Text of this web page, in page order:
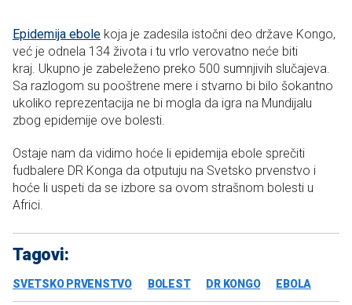
Epidemija ebole koja je zadesila istočni deo države Kongo,
već je odnela 134 života i tu vrlo verovatno neće biti
kraj. Ukupno je zabeleženo preko 500 sumnjivih slučajeva.
Sa razlogom su pooštrene mere i stvarno bi bilo šokantno
ukoliko reprezentacija ne bi mogla da igra na Mundijalu
zbog epidemije ove bolesti.
Ostaje nam da vidimo hoće li epidemija ebole sprečiti
fudbalere DR Konga da otputuju na Svetsko prvenstvo i
hoće li uspeti da se izbore sa ovom strašnom bolesti u
Africi.
Tagovi:
SVETSKO PRVENSTVO BOLEST DR KONGO EBOLA